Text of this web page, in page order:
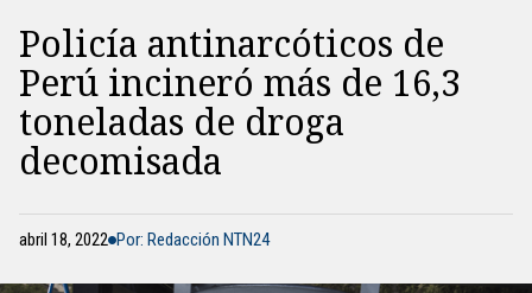
Policía antinarcóticos de
Perú incineró más de 16,3
toneladas de droga
decomisada
abril 18, 2022 Por: Redacción NTN24